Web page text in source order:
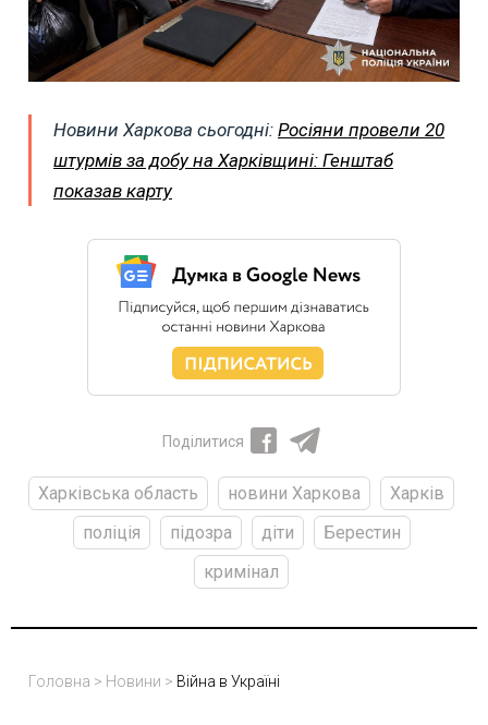
Новини Харкова сьогодні: Росіяни провели 20
штурмів за добу на Харківщині: Генштаб
показав карту
Поділитися
Харківська область новини Харкова
Харків
поліція
підозра діти
Берестин
кримінал
Головна > Новини > Війна в Україні